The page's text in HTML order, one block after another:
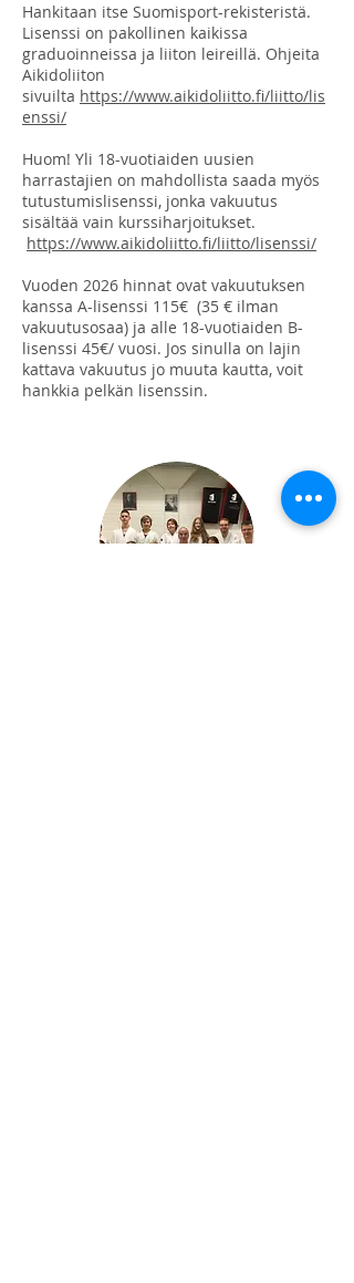
Hankitaan itse Suomisport-rekisteristä.
Lisenssi on pakollinen kaikissa
graduoinneissa ja liiton leireillä. Ohjeita
Aikidoliiton
sivuilta https://www.aikidoliitto.fi/liitto/lis
enssi/
Huom! Yli 18-vuotiaiden uusien
harrastajien on mahdollista saada myös
tutustumislisenssi, jonka vakuutus
sisältää vain kurssiharjoitukset.
https://www.aikidoliitto.fi/liitto/lisenssi/
Vuoden 2026 hinnat ovat vakuutuksen
kanssa A-lisenssi 115€ (35 € ilman
vakuutusosaa) ja alle 18-vuotiaiden B-
lisenssi 45€/ vuosi. Jos sinulla on lajin
kattava vakuutus jo muuta kautta, voit
hankkia pelkän lisenssin.